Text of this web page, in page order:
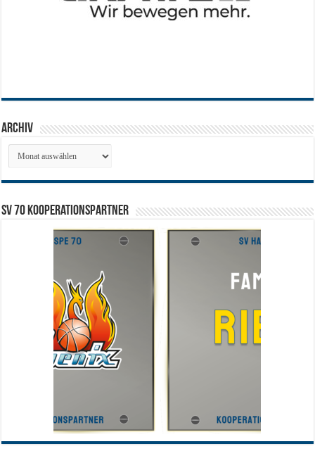
Archiv
Archiv
SV 70 Kooperationspartner